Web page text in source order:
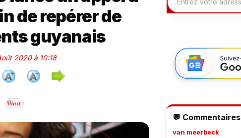
de repérer de
guyanais
2020 à 10:18
💬 Commentaires
van meerbeck